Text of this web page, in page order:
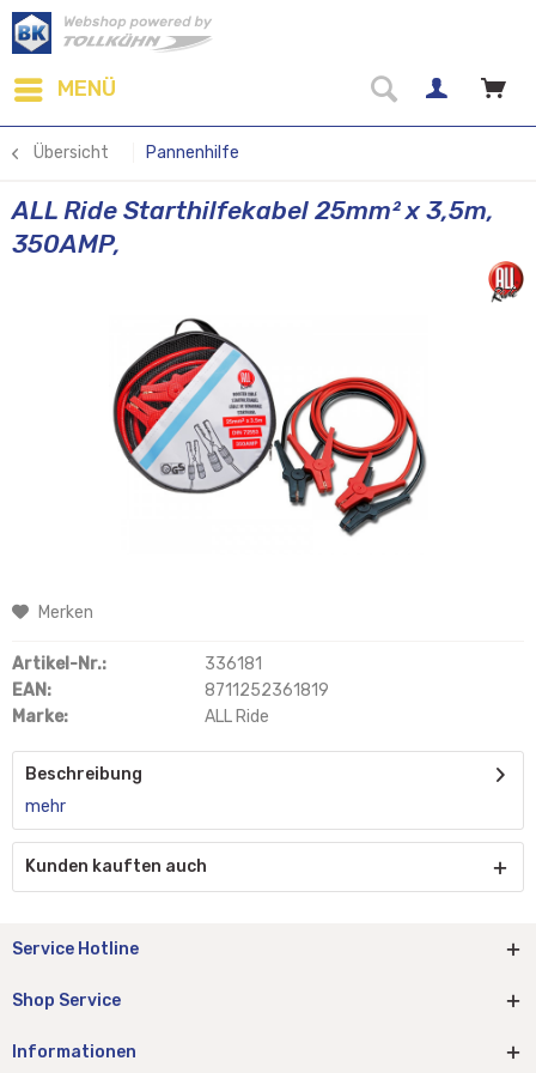
MENÜ
Übersicht Pannenhilfe
ALL Ride Starthilfekabel 25mm² x 3,5m,
350AMP,
Merken
Artikel-Nr.:
336181
EAN:
8711252361819
Marke:
ALL Ride
Beschreibung
mehr
Kunden kauften auch
Service Hotline
Shop Service
Informationen